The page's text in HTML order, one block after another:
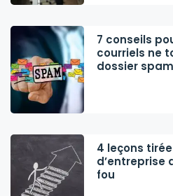
7 conseils
courriels ne
dossier spam
4 leçons
d’entreprise
fou